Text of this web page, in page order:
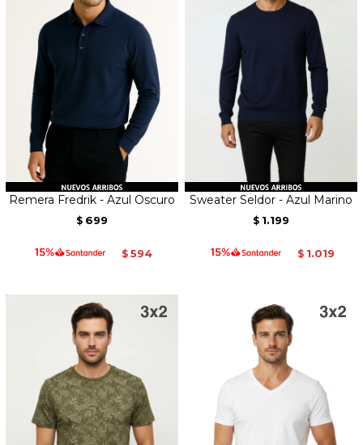
Remera Fredrik - Azul Oscuro
$ 699
$ 594
Sweater Seldor - Azul Marino
$ 1.199
$ 1.019